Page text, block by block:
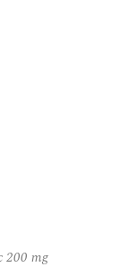
200 mg